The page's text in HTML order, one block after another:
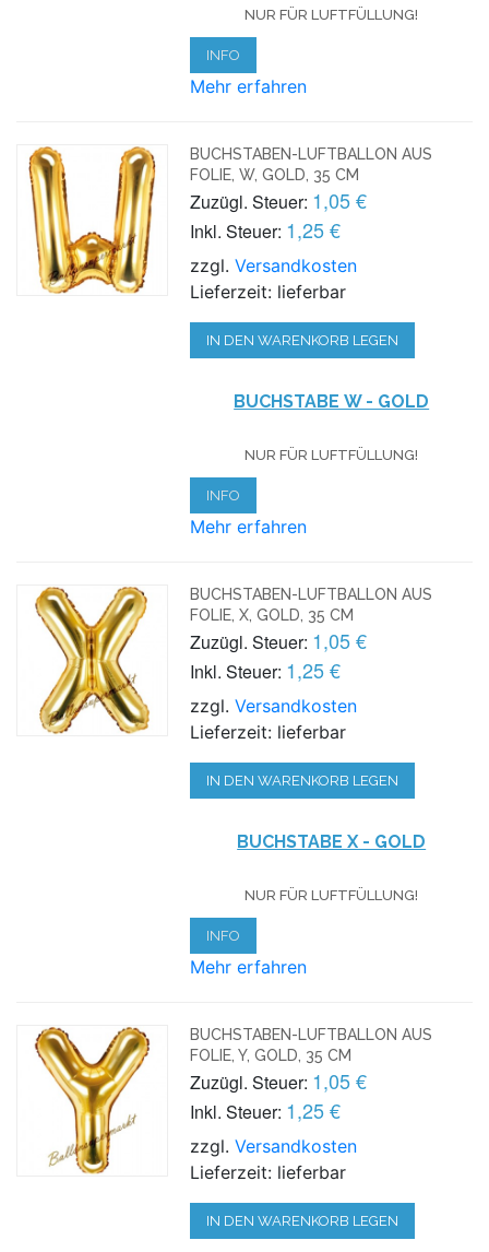
NUR FÜR LUFTFÜLLUNG!
INFO
Mehr erfahren
BUCHSTABEN-LUFTBALLON AUS
FOLIE, W, GOLD, 35 CM
Zuzügl. Steuer: 1,05 €
Inkl. Steuer: 1,25 €
zzgl.Versandkosten
Lieferzeit: lieferbar
IN DEN WARENKORB LEGEN
BUCHSTABE W - GOLD
NUR FÜR LUFTFÜLLUNG!
INFO
Mehr erfahren
BUCHSTABEN-LUFTBALLON AUS
FOLIE, X, GOLD, 35 CM
Zuzügl. Steuer: 1,05 €
Inkl. Steuer: 1,25 €
zzgl.Versandkosten
Lieferzeit: lieferbar
IN DEN WARENKORB LEGEN
BUCHSTABE X - GOLD
NUR FÜR LUFTFÜLLUNG!
INFO
Mehr erfahren
BUCHSTABEN-LUFTBALLON AUS
FOLIE, Y, GOLD, 35 CM
Zuzügl. Steuer: 1,05 €
Inkl. Steuer: 1,25 €
zzgl.Versandkosten
Lieferzeit: lieferbar
IN DEN WARENKORB LEGEN